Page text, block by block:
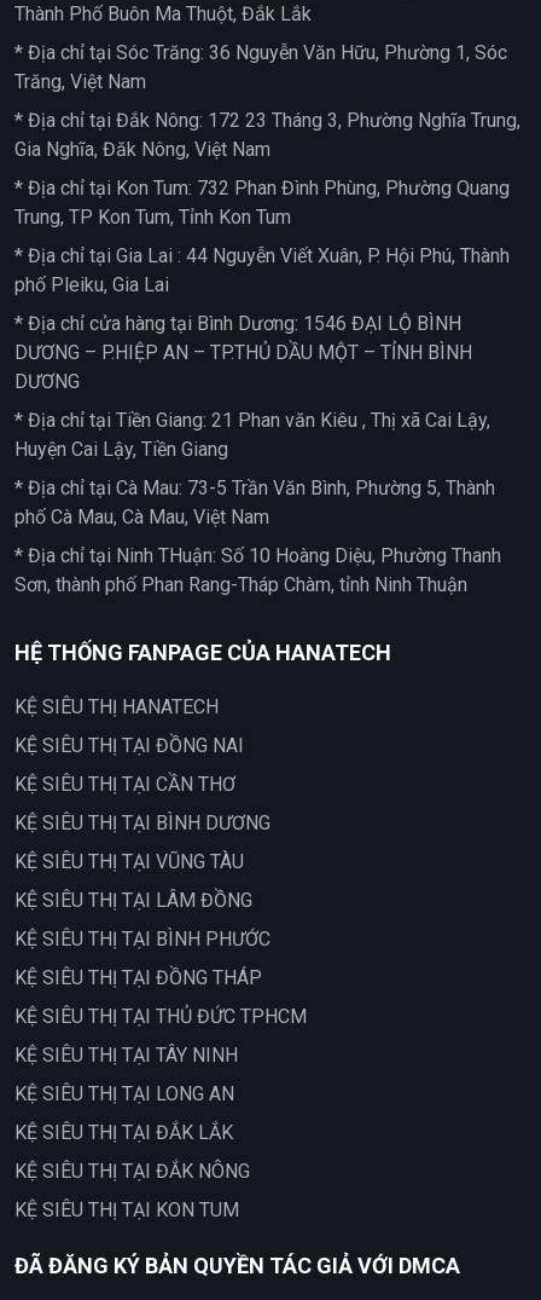
Thành Phố Buôn Ma Thuột, Đắk Lắk
* Địa chỉ tại Sóc Trăng: 36 Nguyễn Văn Hữu, Phường 1, Sóc
Trăng, Việt Nam
* Địa chỉ tại Đắk Nông: 172 23 Tháng 3, Phường Nghĩa Trung,
Gia Nghĩa, Đăk Nông, Việt Nam
* Địa chỉ tại Kon Tum: 732 Phan Đình Phùng, Phường Quang
Trung, TP Kon Tum, Tỉnh Kon Tum
* Địa chỉ tại Gia Lai : 44 Nguyễn Viết Xuân, P. Hội Phú, Thành
phố Pleiku, Gia Lai
* Địa chỉ cửa hàng tại Bình Dương: 1546 ĐẠI LỘ BÌNH
DƯƠNG – P.HIỆP AN – TP.THỦ DẦU MỘT – TỈNH BÌNH
DƯƠNG
* Địa chỉ tại Tiền Giang: 21 Phan văn Kiêu , Thị xã Cai Lậy,
Huyện Cai Lậy, Tiền Giang
* Địa chỉ tại Cà Mau: 73-5 Trần Văn Bình, Phường 5, Thành
phố Cà Mau, Cà Mau, Việt Nam
* Địa chỉ tại Ninh THuận: Số 10 Hoàng Diệu, Phường Thanh
Sơn, thành phố Phan Rang-Tháp Chàm, tỉnh Ninh Thuận
HỆ THỐNG FANPAGE CỦA HANATECH
KỆ SIÊU THỊ HANATECH
KỆ SIÊU THỊ TẠI ĐỒNG NAI
KỆ SIÊU THỊ TẠI CẦN THƠ
KỆ SIÊU THỊ TẠI BÌNH DƯƠNG
KỆ SIÊU THỊ TẠI VŨNG TÀU
KỆ SIÊU THỊ TẠI LÂM ĐỒNG
KỆ SIÊU THỊ TẠI BÌNH PHƯỚC
KỆ SIÊU THỊ TẠI ĐỒNG THÁP
KỆ SIÊU THỊ TẠI THỦ ĐỨC TPHCM
KỆ SIÊU THỊ TẠI TÂY NINH
KỆ SIÊU THỊ TẠI LONG AN
KỆ SIÊU THỊ TẠI ĐẮK LẮK
KỆ SIÊU THỊ TẠI ĐẮK NÔNG
KỆ SIÊU THỊ TẠI KON TUM
ĐÃ ĐĂNG KÝ BẢN QUYỀN TÁC GIẢ VỚI DMCA